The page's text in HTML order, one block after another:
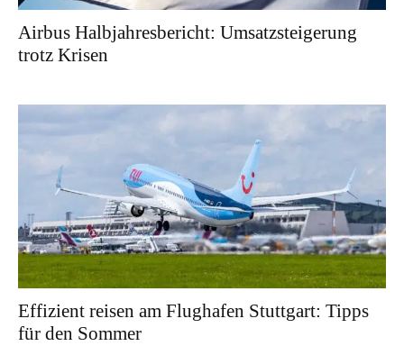
Airbus Halbjahresbericht: Umsatzsteigerung
trotz Krisen
Effizient reisen am Flughafen Stuttgart: Tipps
für den Sommer